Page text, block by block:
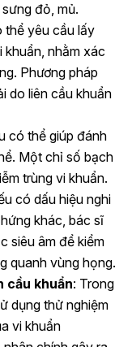
đỏ, mủ.
thể yêu cầu lấy
nhằm xác
Phương pháp
do liên cầu khuẩn
có thể giúp đánh
Một chỉ số bạch
trùng vi khuẩn.
có dấu hiệu nghi
khác, bác sĩ
siêu âm để kiểm
quanh vùng họng.
cầu khuẩn: Trong
dụng thử nghiệm
vi khuẩn